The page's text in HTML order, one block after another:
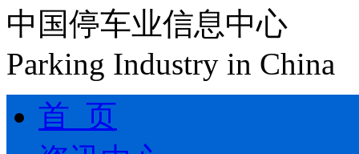
中国停车业信息中心
Parking Industry in China
首 页